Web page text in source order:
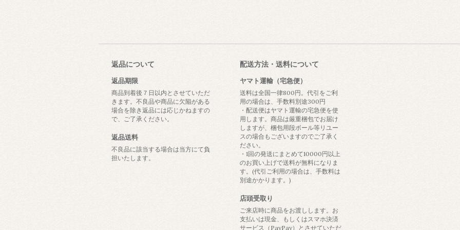
返品について
返品期限
商品到着後７日以内とさせていただ
きます。不良品や商品に欠陥がある
場合を除き返品には応じかねますの
で、ご了承ください。
返品送料
不良品に該当する場合は当方にて負
担いたします。
配送方法・送料について
ヤマト運輸（宅急便）
送料は全国一律800円。代引をご利
用の場合は、手数料別途300円
・配送便はヤマト運輸の宅急便を使
用します。商品は厳重梱包でお届け
しますが、梱包用段ボール等リユー
スの場合もございますのでご了承く
ださい。
・1回の発送にまとめて10000円以上
のお買い上げで送料が無料になりま
す。(代引ご利用の場合は、手数料は
別途かかります。)
店頭受取り
ご来店時に商品をお渡しします。お
支払いは現金、もしくはスマホ決済
サービス（PayPay）とさせていただ